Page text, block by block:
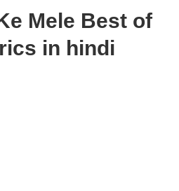
Mele Best of
in hindi